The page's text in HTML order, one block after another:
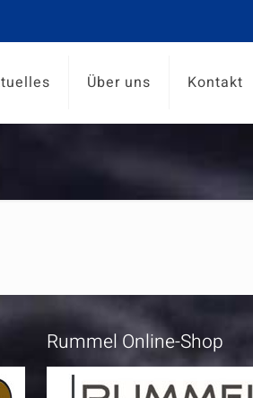
Über uns Kontakt
Rummel Online-Shop